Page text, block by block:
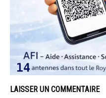
LAISSER UN COMMENTAIRE